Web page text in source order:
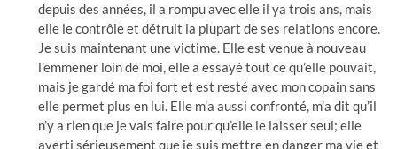
depuis des années, il a rompu avec elle il ya trois ans, mais
elle le contrôle et détruit la plupart de ses relations encore.
Je suis maintenant une victime. Elle est venue à nouveau
l’emmener loin de moi, elle a essayé tout ce qu’elle pouvait,
mais je gardé ma foi fort et est resté avec mon copain sans
elle permet plus en lui. Elle m’a aussi confronté, m’a dit qu’il
n’y a rien que je vais faire pour qu’elle le laisser seul; elle
averti sérieusement que je suis mettre en danger ma vie et